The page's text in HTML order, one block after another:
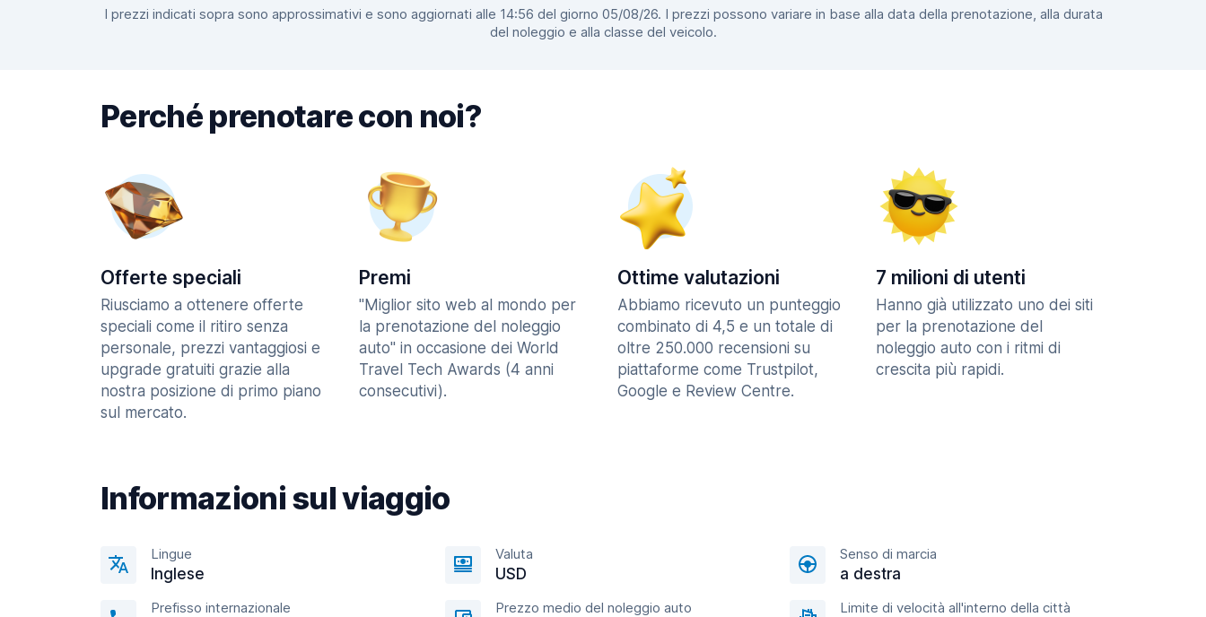
I prezzi indicati sopra sono approssimativi e sono aggiornati alle 14:56 del giorno 05/08/26. I prezzi possono variare in base alla data della prenotazione, alla durata
del noleggio e alla classe del veicolo.
Perché prenotare con noi?
Offerte speciali
Riusciamo a ottenere offerte
speciali come il ritiro senza
personale, prezzi vantaggiosi e
upgrade gratuiti grazie alla
nostra posizione di primo piano
sul mercato.
Premi
"Miglior sito web al mondo per
la prenotazione del noleggio
auto" in occasione dei World
Travel Tech Awards (4 anni
consecutivi).
Ottime valutazioni
Abbiamo ricevuto un punteggio
combinato di 4,5 e un totale di
oltre 250.000 recensioni su
piattaforme come Trustpilot,
Google e Review Centre.
7 milioni di utenti
Hanno già utilizzato uno dei siti
per la prenotazione del
noleggio auto con i ritmi di
crescita più rapidi.
Informazioni sul viaggio
Lingue
Inglese
Valuta
USD
Senso di marcia
a destra
Prefisso internazionale Prezzo medio del noleggio auto Limite di velocità all'interno della città